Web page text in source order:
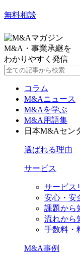
無料相談
M&A・事業承継を
わかりやすく発信
コラム
M&Aニュース
M&Aを学ぶ
M&A用語集
日本M&Aセン
選ばれる理由
サービス
サービス
安心・安
課題から
流れから
手数料・
M&A事例